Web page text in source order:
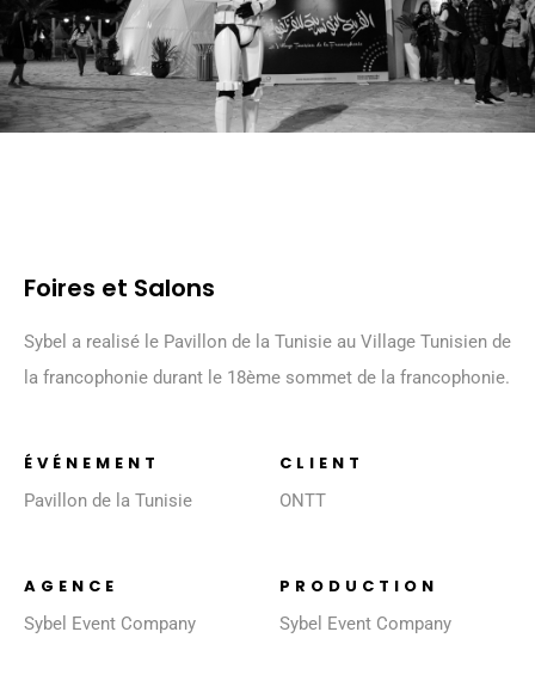
Foires et Salons
Sybel a realisé le Pavillon de la Tunisie au Village Tunisien de
la francophonie durant le 18ème sommet de la francophonie.
ÉVÉNEMENT
Pavillon de la Tunisie
CLIENT
ONTT
AGENCE
Sybel Event Company
PRODUCTION
Sybel Event Company